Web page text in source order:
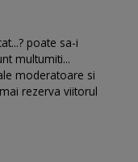
poate sa-i
multumiti...
moderatoare si
rezerva viitorul